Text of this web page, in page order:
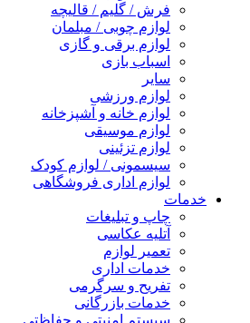
فرش / گلیم / قالیچه
لوازم چوبی / مبلمان
لوازم برقی و گازی
اسباب بازی
سایر
لوازم ورزشی
لوازم خانه و آشپزخانه
لوازم موسیقی
لوازم تزئینی
سیسمونی / لوازم کودک
لوازم اداری فروشگاهی
خدمات
چاپ و تبلیغات
آتلیه عکاسی
تعمیر لوازم
خدمات اداری
تفریح و سرگرمی
خدمات بازرگانی